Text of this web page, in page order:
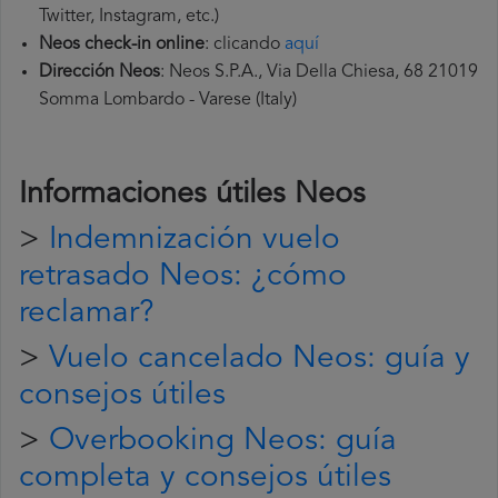
Twitter, Instagram, etc.)
Neos check-in online: clicando aquí
Dirección Neos: Neos S.P.A., Via Della Chiesa, 68 21019
Somma Lombardo - Varese (Italy)
Informaciones útiles Neos
> Indemnización vuelo
retrasado Neos: ¿cómo
reclamar?
> Vuelo cancelado Neos: guía y
consejos útiles
> Overbooking Neos: guía
completa y consejos útiles